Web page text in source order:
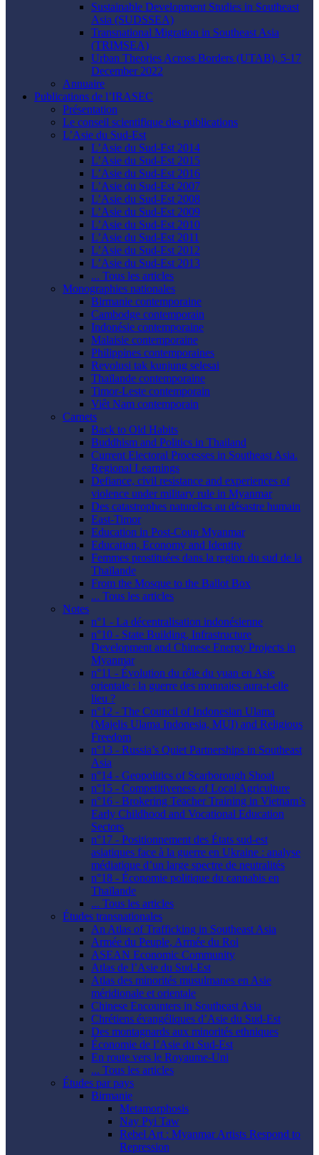
Sustainable Development Studies in Southeast
Asia (SUDSSEA)
Transnational Migration in Southeast Asia
(TRIMSEA)
Urban Theories Across Borders (UTAB), 5-17
December 2022
Annuaire
Publications de l’IRASEC
Présentation
Le conseil scientifique des publications
L’Asie du Sud-Est
L’Asie du Sud-Est 2014
L’Asie du Sud-Est 2015
L’Asie du Sud-Est 2016
L’Asie du Sud-Est 2007
L’Asie du Sud-Est 2008
L’Asie du Sud-Est 2009
L’Asie du Sud-Est 2010
L’Asie du Sud-Est 2011
L’Asie du Sud-Est 2012
L’Asie du Sud-Est 2013
... Tous les articles
Monographies nationales
Birmanie contemporaine
Cambodge contemporain
Indonésie contemporaine
Malaisie contemporaine
Philippines contemporaines
Revolusi tak kunjung selesai
Thaïlande contemporaine
Timor-Leste contemporain
Viêt Nam contemporain
Carnets
Back to Old Habits
Buddhism and Politics in Thailand
Current Electoral Processes in Southeast Asia.
Regional Learnings
Defiance, civil resistance and experiences of
violence under military rule in Myanmar
Des catastrophes naturelles au désastre humain
East-Timor
Education in Post-Coup Myanmar
Education, Economy and Identity
Femmes prostituées dans la region du sud de la
Thaïlande
From the Mosque to the Ballot Box
... Tous les articles
Notes
n°1 - La décentralisation indonésienne
n°10 - State Building, Infrastructure
Development and Chinese Energy Projects in
Myanmar
n°11 - Évolution du rôle du yuan en Asie
orientale : la guerre des monnaies aura-t-elle
lieu ?
n°12 - The Council of Indonesian Ulama
(Majelis Ulama Indonesia, MUI) and Religious
Freedom
n°13 - Russia’s Quiet Partnerships in Southeast
Asia
n°14 - Geopolitics of Scarborough Shoal
n°15 - Competitiveness of Local Agriculture
n°16 - Brokering Teacher Training in Vietnam’s
Early Childhood and Vocational Education
Sectors
n°17 - Positionnement des États sud-est
asiatiques face à la guerre en Ukraine : analyse
médiatique d’un large spectre de neutralités
n°18 - Économie politique du cannabis en
Thaïlande
... Tous les articles
Études transnationales
An Atlas of Trafficking in Southeast Asia
Armée du Peuple, Armée du Roi
ASEAN Economic Community
Atlas de l’Asie du Sud-Est
Atlas des minorités musulmanes en Asie
méridionale et orientale
Chinese Encounters in Southeast Asia
Chrétiens évangéliques d’Asie du Sud-Est
Des montagnards aux minorités ethniques
Économie de l’Asie du Sud-Est
En route vers le Royaume-Uni
... Tous les articles
Études par pays
Birmanie
Metamorphosis
Nay Pyi Taw
Rebel Art : Myanmar Artists Respond to
Repression